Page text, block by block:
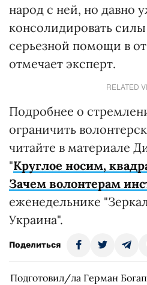
народ с ней, но давно
консолидировать
серьезной помощи в
отмечает эксперт.
RELATED
Подробнее о
ограничить
читайте в материале
"Круглое носим,
Зачем волонтерам
еженедельнике
Украина".
Поделиться
Подготовил/ла Герман